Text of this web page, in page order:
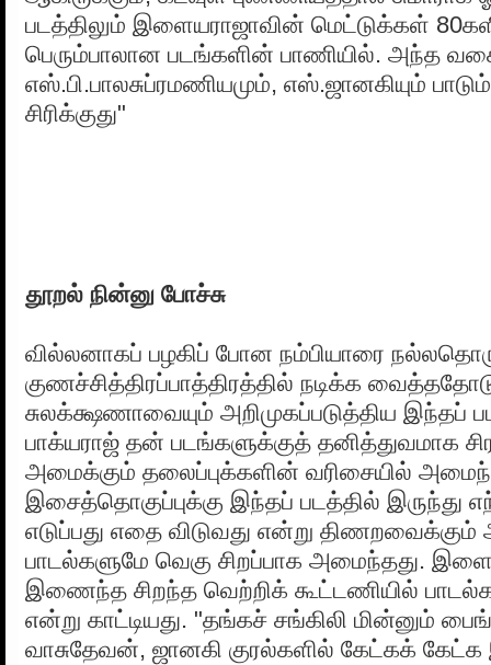
படத்திலும் இளையராஜாவின் மெட்டுக்கள்
பெரும்பாலான படங்களின் பாணியில். அந்த
எஸ்.பி.பாலசுப்ரமணியமும், எஸ்.ஜானகியும்
சிரிக்குது"
தூறல் நின்னு போச்சு
வில்லனாகப் பழகிப் போன நம்பியாரை
குணச்சித்திரப்பாத்திரத்தில் நடிக்க
சுலக்க்ஷணாவையும் அறிமுகப்படுத்திய இந்தப்
பாக்யராஜ் தன் படங்களுக்குத் தனித்துவமாக
அமைக்கும் தலைப்புக்களின் வரிசையில்
இசைத்தொகுப்புக்கு இந்தப் படத்தில் இருந்து
எடுப்பது எதை விடுவது என்று திணறவைக்கும்
பாடல்களுமே வெகு சிறப்பாக அமைந்தது.
இணைந்த சிறந்த வெற்றிக் கூட்டணியில்
என்று காட்டியது. "தங்கச் சங்கிலி மின்னும்
வாசுதேவன், ஜானகி குரல்களில் கேட்கக்